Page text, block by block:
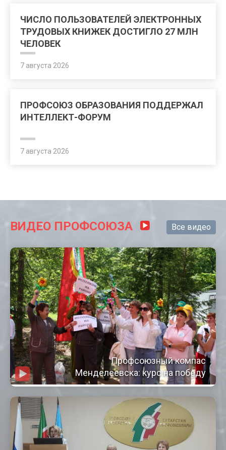
ЧИСЛО ПОЛЬЗОВАТЕЛЕЙ ЭЛЕКТРОННЫХ
ТРУДОВЫХ КНИЖЕК ДОСТИГЛО 27 МЛН
ЧЕЛОВЕК
7 августа 2026
ПРОФСОЮЗ ОБРАЗОВАНИЯ ПОДДЕРЖАЛ
ИНТЕЛЛЕКТ-ФОРУМ
7 августа 2026
ВИДЕО ПРОФСОЮЗА Все видео
Профсоюзный компас
Менделеевска: курс на победу